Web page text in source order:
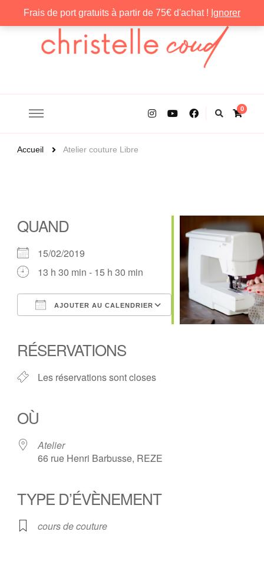
Frais de port gratuits à partir de 75€ d'achat ! Ignorer
0
Accueil Atelier couture Libre
QUAND
15/02/2019
13 h 30 min - 15 h 30 min
AJOUTER AU CALENDRIER
Outlook Live
RÉSERVATIONS
Les réservations sont closes
OÙ
Atelier
66 rue Henri Barbusse, REZE
TYPE D’ÉVÈNEMENT
cours de couture